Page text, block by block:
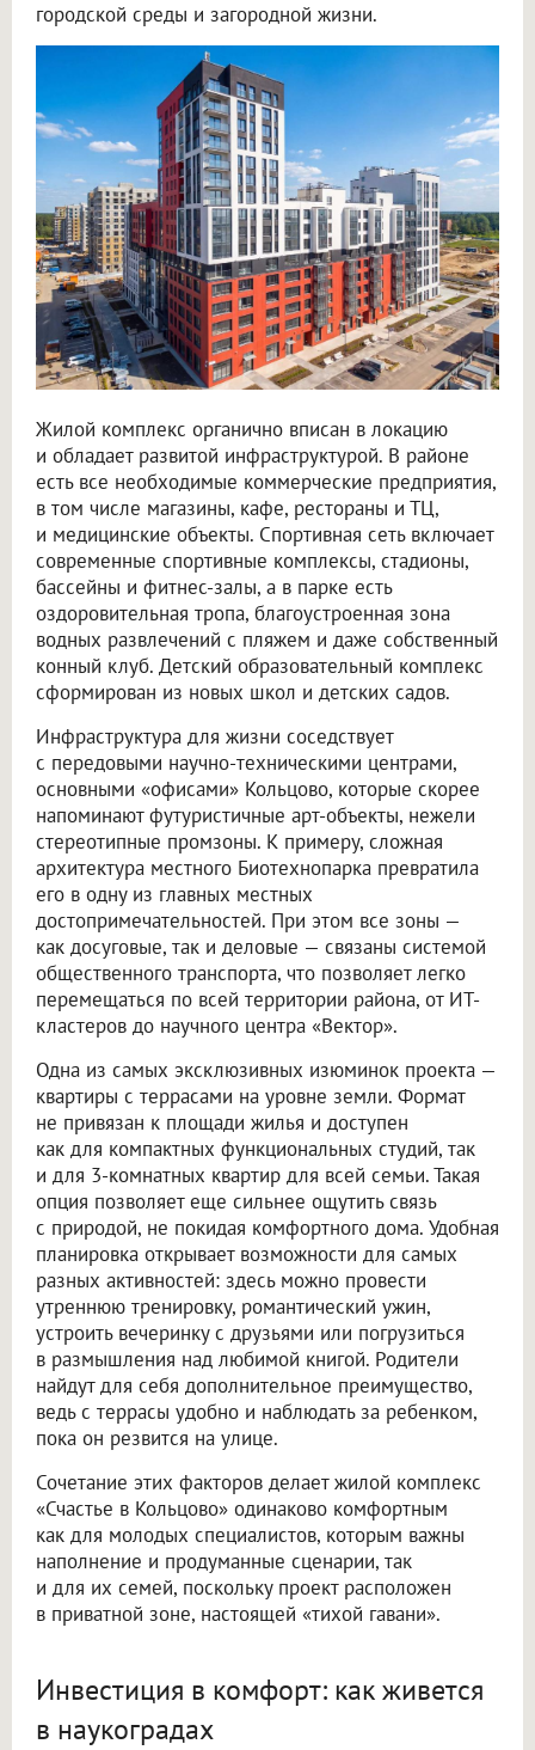
городской среды и загородной жизни.
Жилой комплекс органично вписан в локацию
и обладает развитой инфраструктурой. В районе
есть все необходимые коммерческие предприятия,
в том числе магазины, кафе, рестораны и ТЦ,
и медицинские объекты. Спортивная сеть включает
современные спортивные комплексы, стадионы,
бассейны и фитнес-залы, а в парке есть
оздоровительная тропа, благоустроенная зона
водных развлечений с пляжем и даже собственный
конный клуб. Детский образовательный комплекс
сформирован из новых школ и детских садов.
Инфраструктура для жизни соседствует
с передовыми научно-техническими центрами,
основными «офисами» Кольцово, которые скорее
напоминают футуристичные арт-объекты, нежели
стереотипные промзоны. К примеру, сложная
архитектура местного Биотехнопарка превратила
его в одну из главных местных
достопримечательностей. При этом все зоны —
как досуговые, так и деловые — связаны системой
общественного транспорта, что позволяет легко
перемещаться по всей территории района, от ИТ-
кластеров до научного центра «Вектор».
Одна из самых эксклюзивных изюминок проекта —
квартиры с террасами на уровне земли. Формат
не привязан к площади жилья и доступен
как для компактных функциональных студий, так
и для 3-комнатных квартир для всей семьи. Такая
опция позволяет еще сильнее ощутить связь
с природой, не покидая комфортного дома. Удобная
планировка открывает возможности для самых
разных активностей: здесь можно провести
утреннюю тренировку, романтический ужин,
устроить вечеринку с друзьями или погрузиться
в размышления над любимой книгой. Родители
найдут для себя дополнительное преимущество,
ведь с террасы удобно и наблюдать за ребенком,
пока он резвится на улице.
Сочетание этих факторов делает жилой комплекс
«Счастье в Кольцово» одинаково комфортным
как для молодых специалистов, которым важны
наполнение и продуманные сценарии, так
и для их семей, поскольку проект расположен
в приватной зоне, настоящей «тихой гавани».
Инвестиция в комфорт: как живется
в наукоградах